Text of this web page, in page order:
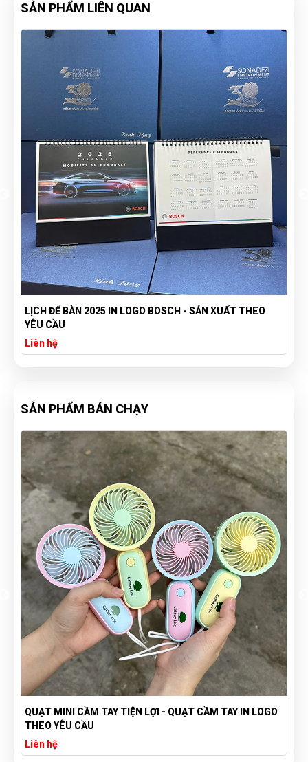
SẢN PHẨM LIÊN QUAN
LỊCH ĐỂ BÀN 2025 IN LOGO BOSCH - SẢN XUẤT THEO
YÊU CẦU
Liên hệ
SẢN PHẨM BÁN CHẠY
QUẠT MINI CẦM TAY TIỆN LỢI - QUẠT CẦM TAY IN LOGO
THEO YÊU CẦU
Liên hệ